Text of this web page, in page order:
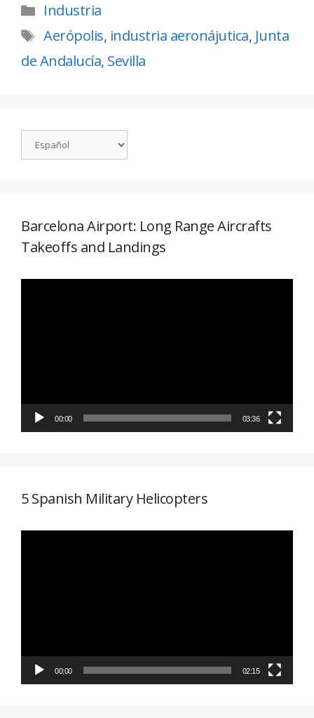
Industria
Aerópolis, industria aeronájutica, Junta
de Andalucía, Sevilla
Barcelona Airport: Long Range Aircrafts
Takeoffs and Landings
00:00 03:36
5 Spanish Military Helicopters
00:00 02:15